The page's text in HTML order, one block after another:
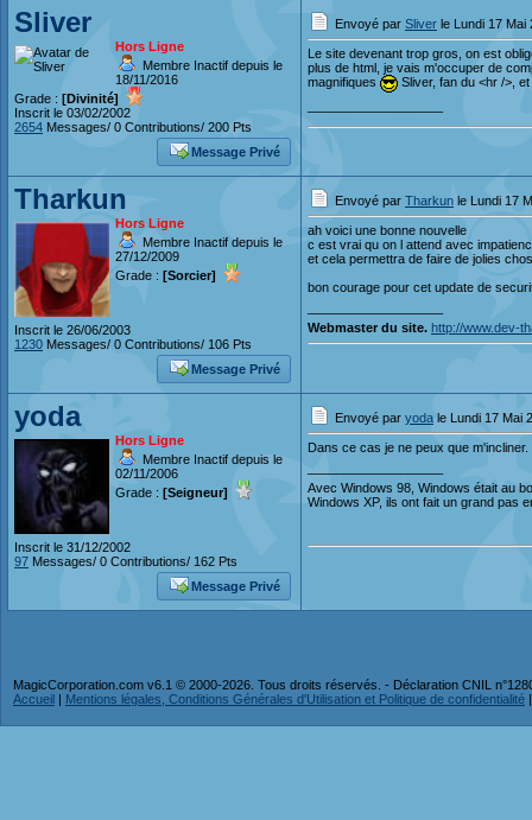
Sliver
Hors Ligne
Membre Inactif depuis le
18/11/2016
Grade : [Divinité]
Inscrit le 03/02/2002
2654 Messages/ 0 Contributions/ 200 Pts
Message Privé
Envoyé par Sliver le Lundi 17 Mai
Le site devenant trop gros, on est
plus de html, je vais m'occuper de
magnifiques
Sliver, fan du <hr />,
Tharkun
Hors Ligne
Membre Inactif depuis le
27/12/2009
Grade : [Sorcier]
Inscrit le 26/06/2003
1230 Messages/ 0 Contributions/ 106 Pts
Message Privé
Envoyé par Tharkun le Lundi 17
ah voici une bonne nouvelle
c est vrai qu on l attend avec
et cela permettra de faire de jolies
bon courage pour cet update de
Webmaster du site. http://www.dev-
yoda
Hors Ligne
Membre Inactif depuis le
02/11/2006
Grade : [Seigneur]
Inscrit le 31/12/2002
97 Messages/ 0 Contributions/ 162 Pts
Message Privé
Envoyé par yoda le Lundi 17 Mai
Dans ce cas je ne peux que
Avec Windows 98, Windows était au
Windows XP, ils ont fait un grand pas
MagicCorporation.com v6.1 © 2000-2026. Tous droits réservés. - Déclaration CNIL
Accueil | Mentions légales, Conditions Générales d'Utilisation et Politique de confidentialité